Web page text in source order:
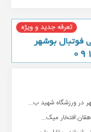
در ورزشگاه شهید ب...
میک...